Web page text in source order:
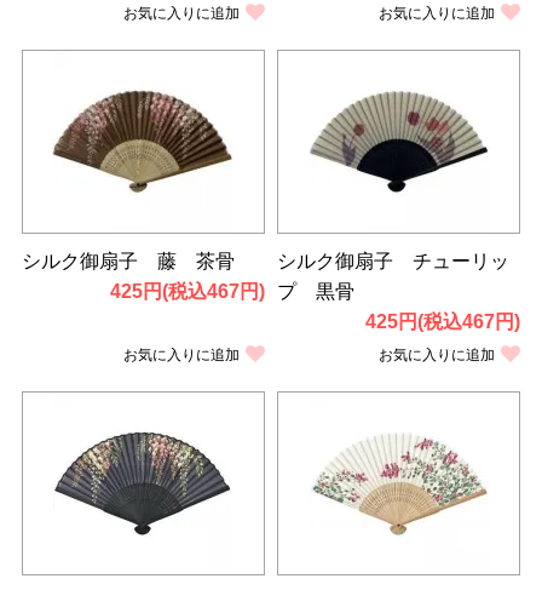
お気に入りに追加 お気に入りに追加
シルク御扇子 藤 茶骨
425円(税込467円)
お気に入りに追加
シルク御扇子 チューリッ
プ 黒骨
425円(税込467円)
お気に入りに追加